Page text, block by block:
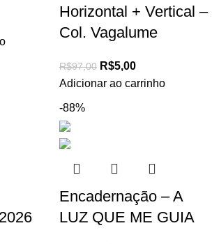
Horizontal + Vertical –
Col. Vagalume
R$97,00 R$5,00
Adicionar ao carrinho
-88%
Encadernação – A
LUZ QUE ME GUIA